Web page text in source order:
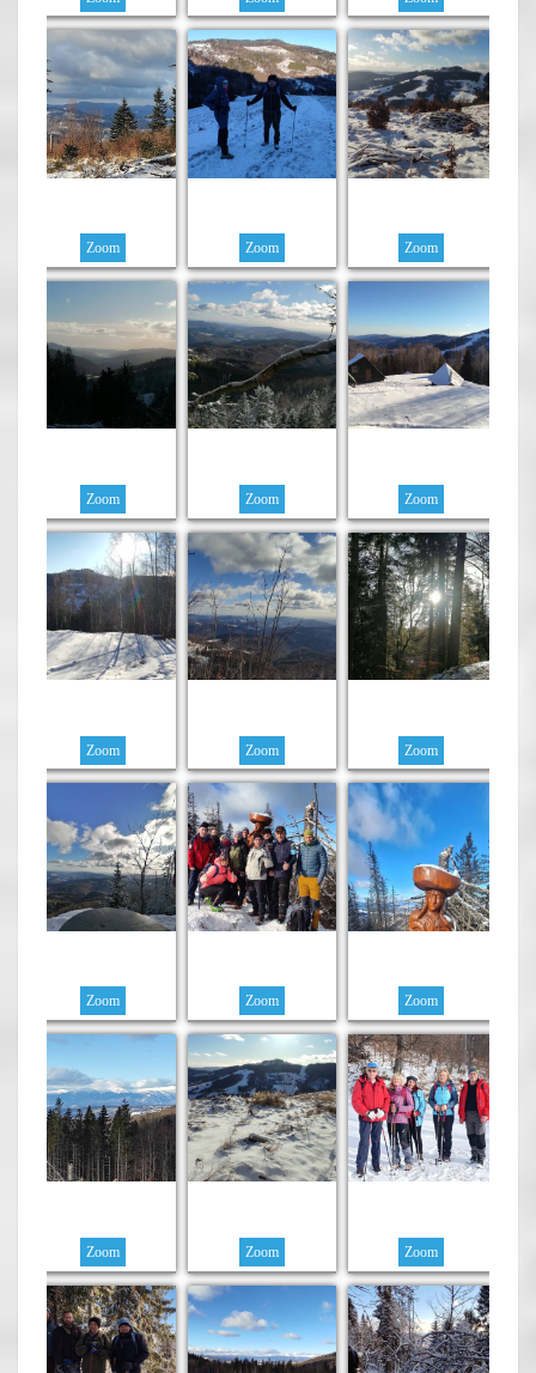
Zoom Zoom Zoom
Zoom Zoom Zoom
Zoom Zoom Zoom
Zoom Zoom Zoom
Zoom Zoom Zoom